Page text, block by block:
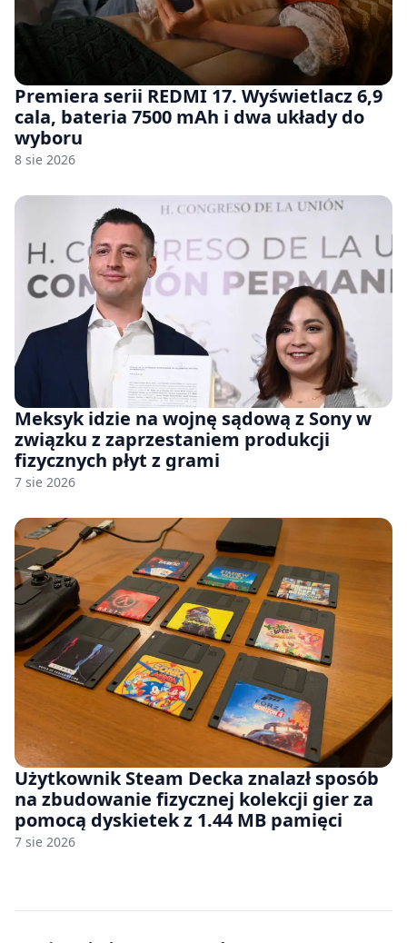
Premiera serii REDMI 17. Wyświetlacz 6,9
cala, bateria 7500 mAh i dwa układy do
wyboru
8 sie 2026
Meksyk idzie na wojnę sądową z Sony w
związku z zaprzestaniem produkcji
fizycznych płyt z grami
7 sie 2026
Użytkownik Steam Decka znalazł sposób
na zbudowanie fizycznej kolekcji gier za
pomocą dyskietek z 1.44 MB pamięci
7 sie 2026